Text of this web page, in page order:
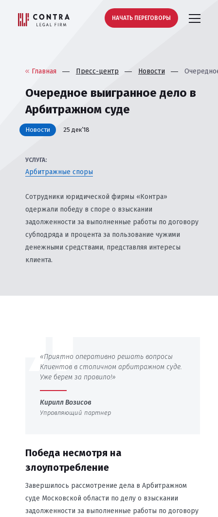
НАЧАТЬ ПЕРЕГОВОРЫ
Главная Пресс-центр Новости
Очередное выигранное дело в
Арбитражном суде
Новости 25 дек’18
УСЛУГА:
Арбитражные споры
Сотрудники юридической фирмы «Контра»
одержали победу в споре о взыскании
задолженности за выполненные работы по договору
субподряда и процента за пользование чужими
денежными средствами, представляя интересы
клиента.
Победа несмотря на
злоупотребление
«Приятно оперативно решать вопросы
Клиентов в столичном арбитражном суде.
Уже берем за правило!»
Кирилл Возисов
Управляющий партнер
Завершилось рассмотрение дела в Арбитражном
суде Московской области по делу о взыскании
задолженности за выполненные работы по договору